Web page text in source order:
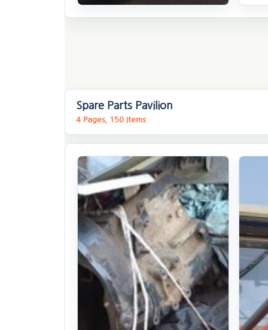
. 163일 전(1862)
U$ 11,565
찜하기
Spare Parts Pavilion
4 Pages, 150 Items